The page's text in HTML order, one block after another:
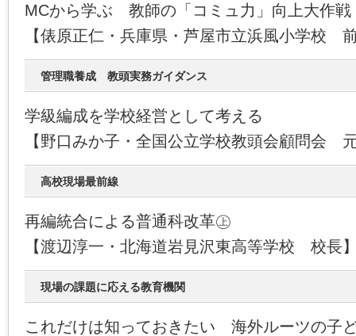
MCから学ぶ 教師の「コミュ力」向上大作戦
【俵原正仁・兵庫県・芦屋市立浜風小学校
管理職養成 教頭実務ガイダンス
学級編成を学校経営として考える
【野口みか子・全国公立学校教頭会顧問会
高校現場最前線
再編統合による普通科改革㊤
【渡辺淳一・北海道岩見沢東高等学校 校長
現場の課題に応える教育機関
これだけは知っておきたい 海外ルーツの子